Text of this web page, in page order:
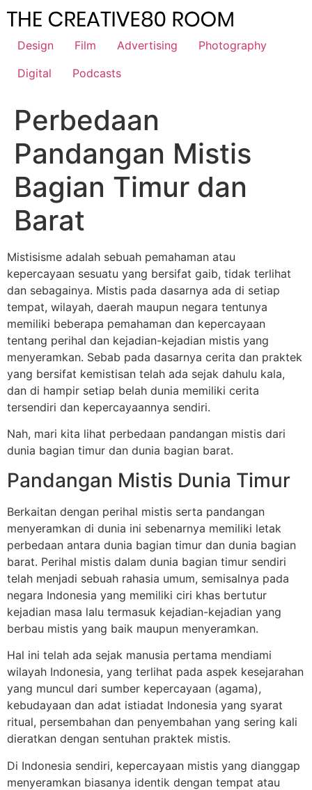
Skip
content
Design Film Advertising
Photography
Digital
Podcasts
Perbedaan
Pandangan Mistis
Bagian Timur dan
Barat
Mistisisme adalah sebuah pemahaman atau
kepercayaan sesuatu yang bersifat gaib, tidak terlihat
dan sebagainya. Mistis pada dasarnya ada di setiap
tempat, wilayah, daerah maupun negara tentunya
memiliki beberapa pemahaman dan kepercayaan
tentang perihal dan kejadian-kejadian mistis yang
menyeramkan. Sebab pada dasarnya cerita dan praktek
yang bersifat kemistisan telah ada sejak dahulu kala,
dan di hampir setiap belah dunia memiliki cerita
tersendiri dan kepercayaannya sendiri.
Nah, mari kita lihat perbedaan pandangan mistis dari
dunia bagian timur dan dunia bagian barat.
Pandangan Mistis Dunia Timur
Berkaitan dengan perihal mistis serta pandangan
menyeramkan di dunia ini sebenarnya memiliki letak
perbedaan antara dunia bagian timur dan dunia bagian
barat. Perihal mistis dalam dunia bagian timur sendiri
telah menjadi sebuah rahasia umum, semisalnya pada
negara Indonesia yang memiliki ciri khas bertutur
kejadian masa lalu termasuk kejadian-kejadian yang
berbau mistis yang baik maupun menyeramkan.
Hal ini telah ada sejak manusia pertama mendiami
wilayah Indonesia, yang terlihat pada aspek kesejarahan
yang muncul dari sumber kepercayaan (agama),
kebudayaan dan adat istiadat Indonesia yang syarat
ritual, persembahan dan penyembahan yang sering kali
dieratkan dengan sentuhan praktek mistis.
Di Indonesia sendiri, kepercayaan mistis yang dianggap
menyeramkan biasanya identik dengan tempat atau